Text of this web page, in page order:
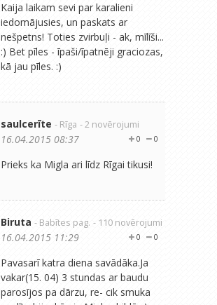
Kaija laikam sevi par karalieni
iedomājusies, un paskats ar
nešpetns! Toties zvirbuļi - ak, mīlīši...
:) Bet pīles - īpaši/īpatnēji graciozas,
kā jau pīles. :)
saulcerīte - Rīga - 2 novērojumi
0
0
16.04.2015 08:37
Prieks ka Migla ari līdz Rīgai tikusi!
Biruta - Babītes pag. - 110 novērojumi
0
0
16.04.2015 11:29
Pavasarī katra diena savādāka.Ja
vakar(15. 04) 3 stundas ar baudu
parosījos pa dārzu, re- cik smuka